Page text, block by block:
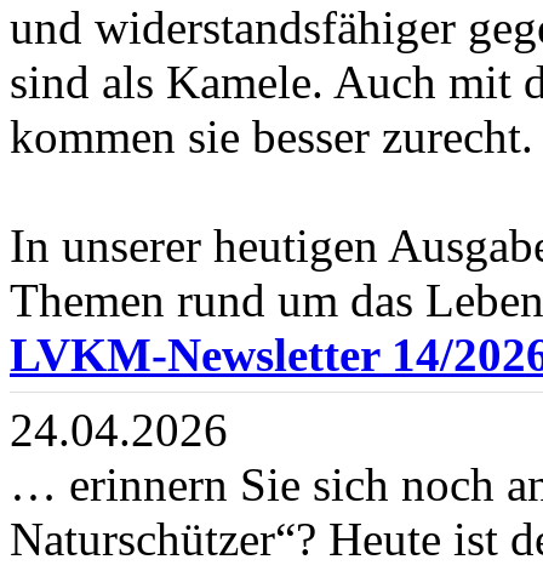
und widerstandsfähiger
sind als Kamele. Auch mit
kommen sie besser zurecht.
In unserer heutigen
Themen rund um das
LVKM-Newsletter 14/
24.04.2026
… erinnern Sie sich noch
Naturschützer“? Heute ist